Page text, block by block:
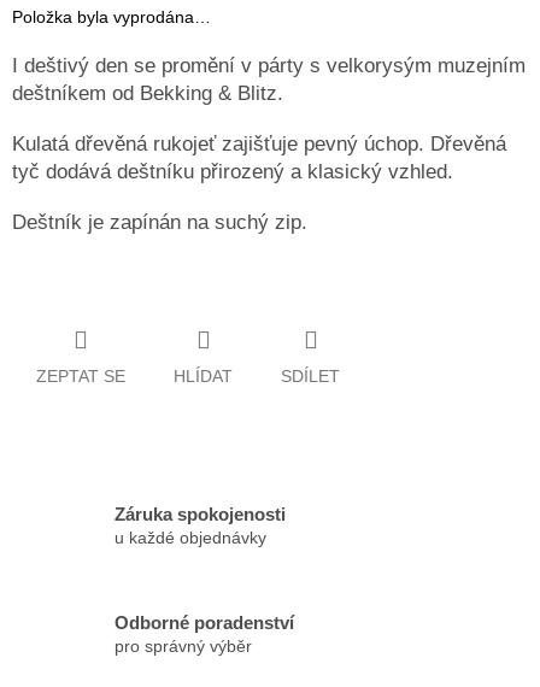
Položka byla vyprodána…
I deštivý den se promění v párty s velkorysým muzejním
deštníkem od Bekking & Blitz.
Kulatá dřevěná rukojeť zajišťuje pevný úchop. Dřevěná
tyč dodává deštníku přirozený a klasický vzhled.
Deštník je zapínán na suchý zip.
ZEPTAT SE HLÍDAT SDÍLET
Záruka spokojenosti
u každé objednávky
Odborné poradenství
pro správný výběr